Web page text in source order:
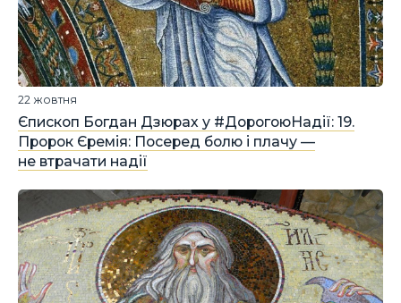
Єпископ Богдан Дзюрах у #ДорогоюНадії: 19.
Пророк Єремія: Посеред болю і плачу —
не втрачати надії
22 жовтня